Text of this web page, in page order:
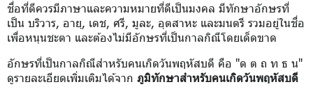
ชื่อที่ดีควรมีภาษาและความหมายที่ดีเป็นมงคล มีทักษาอักษรที่
เป็น บริวาร, อายุ, เดช, ศรี, มูละ, อุตสาหะ และมนตรี รวมอยู่ในชื่อ
เพื่อหนุนชะตา และต้องไม่มีอักษรที่เป็นกาลกิณีโดยเด็ดขาด
อักษรที่เป็นกาลกิณีสำหรับคนเกิดวันพฤหัสบดี คือ "ด ต ถ ท ธ น"
ดูรายละเอียดเพิ่มเติมได้จาก ภูมิทักษาสำหรับคนเกิดวันพฤหัสบดี